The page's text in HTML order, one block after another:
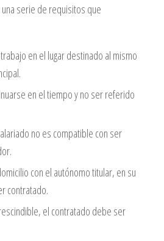
serie de requisitos que
en el lugar destinado al mismo
en el tiempo y no ser referido
no es compatible con ser
con el autónomo titular, en su
contratado.
el contratado debe ser